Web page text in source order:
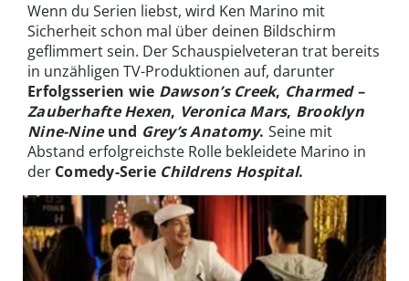
Wenn du Serien liebst, wird Ken Marino mit
Sicherheit schon mal über deinen Bildschirm
geflimmert sein. Der Schauspielveteran trat bereits
in unzähligen TV-Produktionen auf, darunter
Erfolgsserien wie Dawson’s Creek, Charmed –
Zauberhafte Hexen, Veronica Mars, Brooklyn
Nine-Nineund Grey’s Anatomy. Seine mit
Abstand erfolgreichste Rolle bekleidete Marino in
der Comedy-Serie Childrens Hospital.